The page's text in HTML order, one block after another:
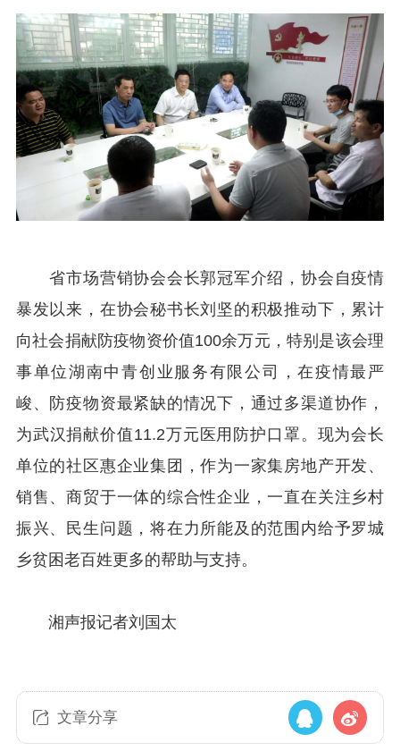
省市场营销协会会长郭冠军介绍，协会自疫情
暴发以来，在协会秘书长刘坚的积极推动下，累计
向社会捐献防疫物资价值100余万元，特别是该会理
事单位湖南中青创业服务有限公司，在疫情最严
峻、防疫物资最紧缺的情况下，通过多渠道协作，
为武汉捐献价值11.2万元医用防护口罩。现为会长
单位的社区惠企业集团，作为一家集房地产开发、
销售、商贸于一体的综合性企业，一直在关注乡村
振兴、民生问题，将在力所能及的范围内给予罗城
乡贫困老百姓更多的帮助与支持。
湘声报记者刘国太
文章分享